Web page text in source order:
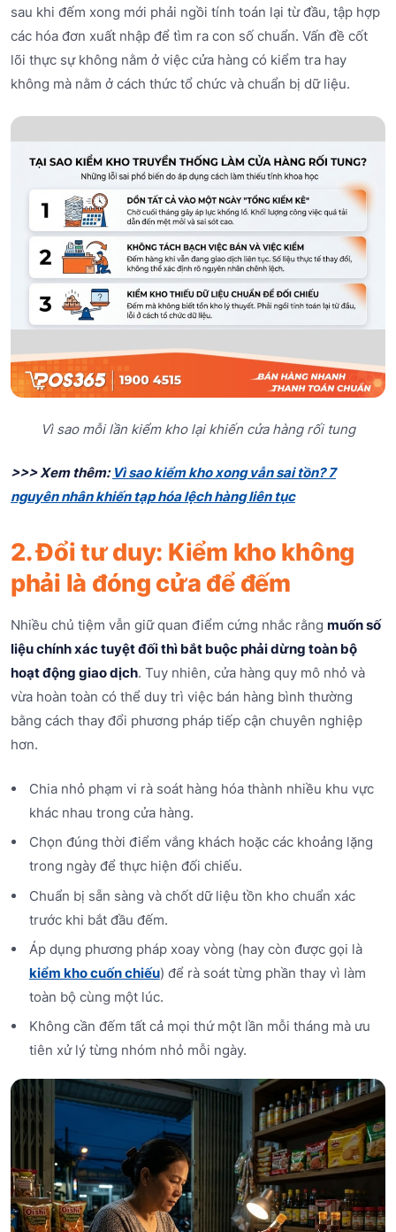
sau khi đếm xong mới phải ngồi tính toán lại từ đầu, tập hợp
các hóa đơn xuất nhập để tìm ra con số chuẩn. Vấn đề cốt
lõi thực sự không nằm ở việc cửa hàng có kiểm tra hay
không mà nằm ở cách thức tổ chức và chuẩn bị dữ liệu.
Vì sao mỗi lần kiểm kho lại khiến cửa hàng rối tung
>>> Xem thêm: Vì sao kiểm kho xong vẫn sai tồn? 7
nguyên nhân khiến tạp hóa lệch hàng liên tục
2. Đổi tư duy: Kiểm kho không
phải là đóng cửa để đếm
Nhiều chủ tiệm vẫn giữ quan điểm cứng nhắc rằng muốn số
liệu chính xác tuyệt đối thì bắt buộc phải dừng toàn bộ
hoạt động giao dịch. Tuy nhiên, cửa hàng quy mô nhỏ và
vừa hoàn toàn có thể duy trì việc bán hàng bình thường
bằng cách thay đổi phương pháp tiếp cận chuyên nghiệp
hơn.
Chia nhỏ phạm vi rà soát hàng hóa thành nhiều khu vực
khác nhau trong cửa hàng.
Chọn đúng thời điểm vắng khách hoặc các khoảng lặng
trong ngày để thực hiện đối chiếu.
Chuẩn bị sẵn sàng và chốt dữ liệu tồn kho chuẩn xác
trước khi bắt đầu đếm.
Áp dụng phương pháp xoay vòng (hay còn được gọi là
kiểm kho cuốn chiếu) để rà soát từng phần thay vì làm
toàn bộ cùng một lúc.
Không cần đếm tất cả mọi thứ một lần mỗi tháng mà ưu
tiên xử lý từng nhóm nhỏ mỗi ngày.